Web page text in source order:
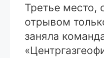
Третье место,
отрывом
заняла